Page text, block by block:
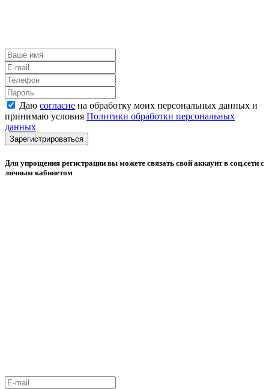
Даю согласие на обработку моих персональных данных и
принимаю условия Политики обработки персональных
данных
Зарегистрироваться
Для упрощения регистрации вы можете связать свой аккаунт в соц.сети с
личным кабинетом